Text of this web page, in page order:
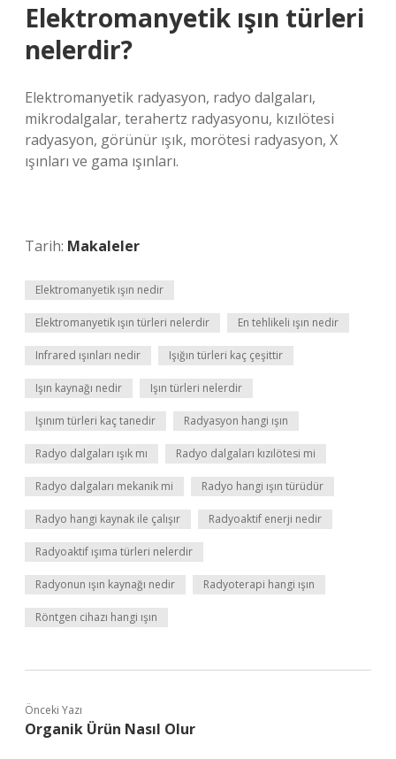
Elektromanyetik ışın türleri
nelerdir?
Elektromanyetik radyasyon, radyo dalgaları,
mikrodalgalar, terahertz radyasyonu, kızılötesi
radyasyon, görünür ışık, morötesi radyasyon, X
ışınları ve gama ışınları.
Tarih: Makaleler
Elektromanyetik ışın nedir
Elektromanyetik ışın türleri nelerdir En tehlikeli ışın nedir
Infrared ışınları nedir Işığın türleri kaç çeşittir
Işın kaynağı nedir Işın türleri nelerdir
Işınım türleri kaç tanedir Radyasyon hangi ışın
Radyo dalgaları ışık mı Radyo dalgaları kızılötesi mi
Radyo dalgaları mekanik mi Radyo hangi ışın türüdür
Radyo hangi kaynak ile çalışır Radyoaktif enerji nedir
Radyoaktif ışıma türleri nelerdir
Radyonun ışın kaynağı nedir Radyoterapi hangi ışın
Röntgen cihazı hangi ışın
Önceki Yazı
Organik Ürün Nasıl Olur